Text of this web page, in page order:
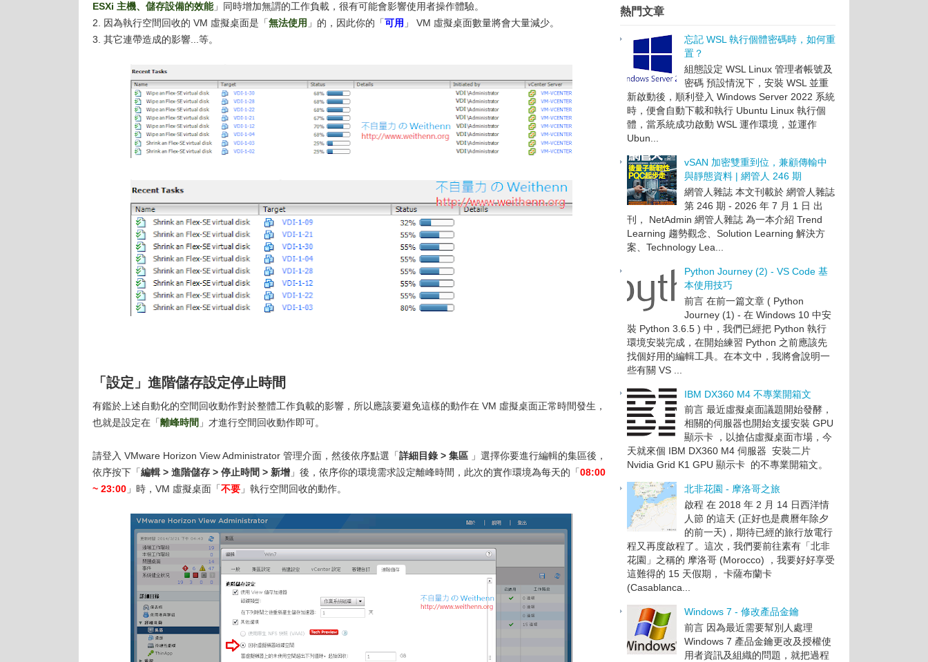
ESXi 主機、儲存設備的效能」同時增加無謂的工作負載，很有可能會影響使用者操作體驗。
2. 因為執行空間回收的 VM 虛擬桌面是「無法使用 」的，因此你的「可用 」 VM 虛擬桌面數量將會大量減少。
3. 其它連帶造成的影響...等。
「設定」進階儲存設定停止時間
有鑑於上述自動化的空間回收動作對於整體工作負載的影響，所以應該要避免這樣的動作在 VM 虛擬桌面正常時間發生，
也就是設定在「離峰時間 」才進行空間回收動作即可。
請登入 VMware Horizon View Administrator 管理介面，然後依序點選「詳細目錄 > 集區 」選擇你要進行編輯的集區後，
依序按下「編輯 > 進階儲存 > 停止時間 > 新增 」後，依序你的環境需求設定離峰時間，此次的實作環境為每天的「08:00
~ 23:00 」時，VM 虛擬桌面「不要 」執行空間回收的動作。
熱門文章
忘記 WSL 執行個體密碼時，如何重
置？
組態設定 WSL Linux 管理者帳號及
密碼 預設情況下，安裝 WSL 並重
新啟動後，順利登入 Windows Server 2022 系統
時，便會自動下載和執行 Ubuntu Linux 執行個
體，當系統成功啟動 WSL 運作環境，並運作
Ubun...
vSAN 加密雙重到位，兼顧傳輸中
與靜態資料 | 網管人 246 期
網管人雜誌 本文刊載於 網管人雜誌
第 246 期 - 2026 年 7 月 1 日 出
刊， NetAdmin 網管人雜誌 為一本介紹 Trend
Learning 趨勢觀念、Solution Learning 解決方
案、Technology Lea...
Python Journey (2) - VS Code 基
本使用技巧
前言 在前一篇文章 ( Python
Journey (1) - 在 Windows 10 中安
裝 Python 3.6.5 ) 中，我們已經把 Python 執行
環境安裝完成，在開始練習 Python 之前應該先
找個好用的編輯工具。在本文中，我將會說明一
些有關 VS ...
IBM DX360 M4 不專業開箱文
前言 最近虛擬桌面議題開始發酵，
相關的伺服器也開始支援安裝 GPU
顯示卡 ，以搶佔虛擬桌面市場，今
天就來個 IBM DX360 M4 伺服器 安裝二片
Nvidia Grid K1 GPU 顯示卡 的不專業開箱文。
北非花園 - 摩洛哥之旅
啟程 在 2018 年 2 月 14 日西洋情
人節 的這天 (正好也是農曆年除夕
的前一天)，期待已經的旅行放電行
程又再度啟程了。這次，我們要前往素有「北非
花園」之稱的 摩洛哥 (Morocco) ，我要好好享受
這難得的 15 天假期， 卡薩布蘭卡
(Casablanca...
Windows 7 - 修改產品金鑰
前言 因為最近需要幫別人處理
Windows 7 產品金鑰更改及授權使
用者資訊及組織的問題，就把過程